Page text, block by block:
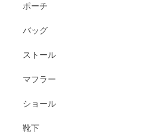
ポーチ
バッグ
ストール
マフラー
ショール
靴下